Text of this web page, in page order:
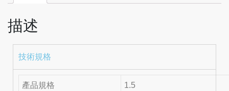
描述
技術規格
產品規格 1.5